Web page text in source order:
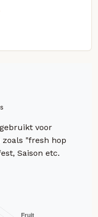
voor
zoals "fresh hop
Saison etc.